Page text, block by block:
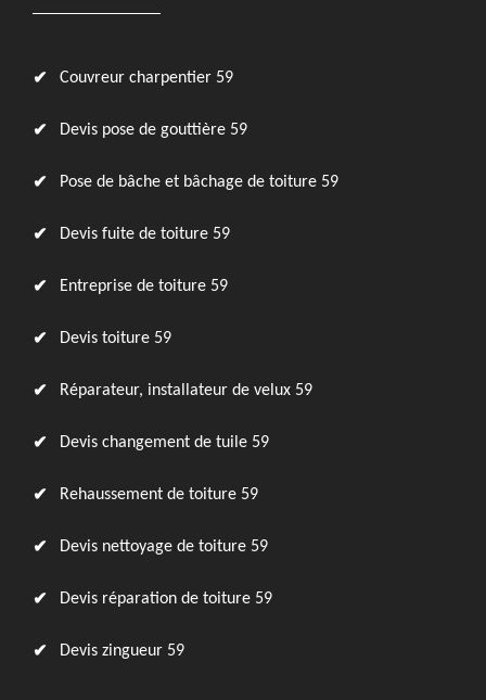
Couvreur charpentier 59
Devis pose de gouttière 59
Pose de bâche et bâchage de toiture 59
Devis fuite de toiture 59
Entreprise de toiture 59
Devis toiture 59
Réparateur, installateur de velux 59
Devis changement de tuile 59
Rehaussement de toiture 59
Devis nettoyage de toiture 59
Devis réparation de toiture 59
Devis zingueur 59